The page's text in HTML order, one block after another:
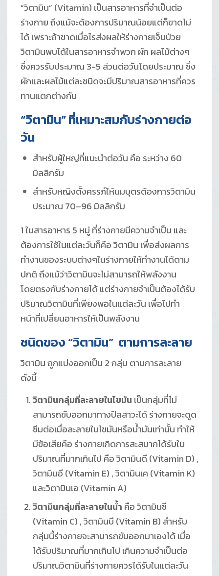
“วิตามิน” (Vitamin) เป็นสารอาหารที่จำเป็นต่อ
ร่างกาย ถึงแม้จะต้องการปริมาณน้อยแต่ก็ขาดไม่
ได้ เพราะถ้าขาดเมื่อไรส่งผลให้ร่างกายเจ็บป่วย
วิตามินพบได้ในสารอาหารจำพวก ผัก ผลไม้ต่างๆ
ซึ่งควรรับประมาณ 3-5 ส่วนต่อวันโดยประมาณ ซึ่ง
ผักและผลไม้แต่ละชนิดจะมีปริมาณสารอาหารที่ควร
ทานแตกต่างกัน
“วิตามิน” ที่เหมาะสมกับร่างกายต่อ
วัน
สำหรับผู้ใหญ่ที่แนะนำต่อวัน คือ ระหว่าง 60
มิลลิกรัม
สำหรับหญิงตั้งครรภ์ให้นมบุตรต้องการวิตามิน
ประมาณ 70–96 มิลลิกรัม
1 ในสารอาหาร 5 หมู่ ที่ร่างกายมีความจำเป็น และ
ต้องการใช้ในแต่ละวันก็คือ วิตามิน เพื่อส่งผลการ
ทำงานของระบบต่างๆในร่างกายให้ทำงานได้ตาม
ปกติ ถึงแม้ว่าวิตามินจะไม่สามารถให้พลังงาน
โดยตรงกับร่างกายได้ แต่ร่างกายจำเป็นต้องได้รับ
ปริมาณวิตามินที่เพียงพอในแต่ละวัน เพื่อไปทำ
หน้าที่เปลี่ยนอาหารให้เป็นพลังงาน
ชนิดของ “วิตามิน” ตามการละลาย
วิตามิน ถูกแบ่งออกเป็น 2 กลุ่ม ตามการละลาย
ดังนี้
วิตามินกลุ่มที่ละลายในไขมัน เป็นกลุ่มที่ไม่
สามารถขับออกมาทางปัสสาวะได้ ร่างกายจะดูด
ซึมต่อเมื่อละลายในไขมันหรือน้ำมันเท่านั้น ทำให้
มีข้อเสียคือ ร่างกายเกิดการสะสมากได้รับใน
ปริมาณที่มากเกินไป คือ วิตามินดี (Vitamin D) ,
วิตามินอี (Vitamin E) , วิตามินเค (Vitamin K)
และวิตามินเอ (Vitamin A)
วิตามินกลุ่มที่ละลายในน้ำ คือ วิตามินซี
(Vitamin C) , วิตามินบี (Vitamin B) สำหรับ
กลุ่มนี้ร่างกายจะสามารถขับออกมาเองได้ เมื่อ
ได้รับปริมาณที่มากเกินไป เกินความจำเป็นต่อ
ปริมาณวิตามินที่ร่างกายควรได้รับในแต่ละวัน